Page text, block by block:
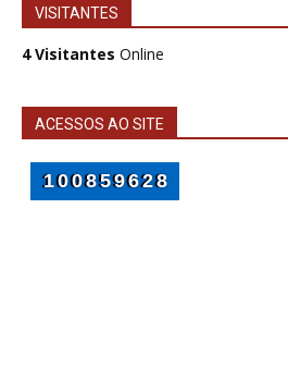
VISITANTES
4 Visitantes Online
ACESSOS AO SITE